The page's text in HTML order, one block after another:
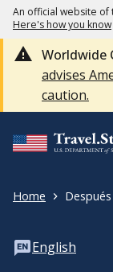
An official website
Here's how you know
Worldwide
advises
caution.
Home
English